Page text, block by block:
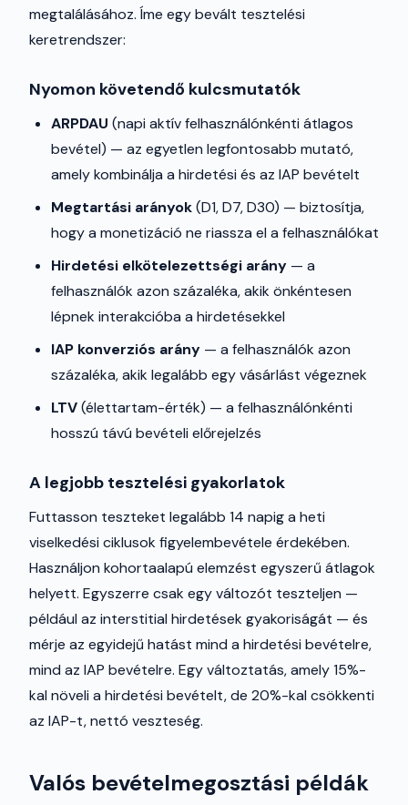
megtalálásához. Íme egy bevált tesztelési
keretrendszer:
Nyomon követendő kulcsmutatók
ARPDAU (napi aktív felhasználónkénti átlagos
bevétel) — az egyetlen legfontosabb mutató,
amely kombinálja a hirdetési és az IAP bevételt
Megtartási arányok(D1, D7, D30) — biztosítja,
hogy a monetizáció ne riassza el a felhasználókat
Hirdetési elkötelezettségi arány — a
felhasználók azon százaléka, akik önkéntesen
lépnek interakcióba a hirdetésekkel
IAP konverziós arány — a felhasználók azon
százaléka, akik legalább egy vásárlást végeznek
LTV(élettartam-érték) — a felhasználónkénti
hosszú távú bevételi előrejelzés
A legjobb tesztelési gyakorlatok
Futtasson teszteket legalább 14 napig a heti
viselkedési ciklusok figyelembevétele érdekében.
Használjon kohortaalapú elemzést egyszerű átlagok
helyett. Egyszerre csak egy változót teszteljen —
például az interstitial hirdetések gyakoriságát — és
mérje az egyidejű hatást mind a hirdetési bevételre,
mind az IAP bevételre. Egy változtatás, amely 15%-
kal növeli a hirdetési bevételt, de 20%-kal csökkenti
az IAP-t, nettó veszteség.
Valós bevételmegosztási példák